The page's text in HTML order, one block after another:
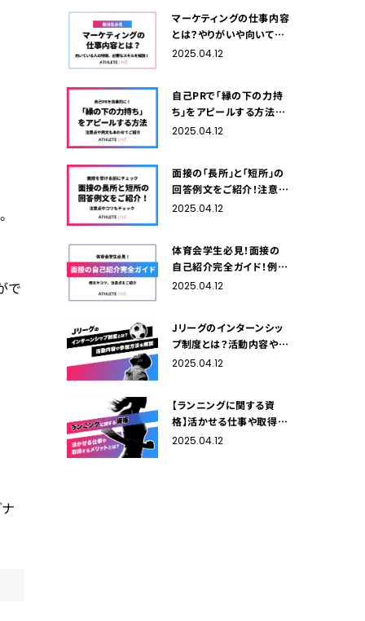
で
マーケティングの仕事内容
とは？やりがいや向いてい
る人の特徴、必要なスキル
2025.04.12
自己PRで「縁の下の力持
ち」をアピールする方法！
注意点や例文もあわせて
2025.04.12
面接の「長所」と「短所」の
回答例文をご紹介！注意点
やコツもチェック
2025.04.12
体育会学生必見！面接の
自己紹介完全ガイド！例文
やコツ、注意点をご紹介
2025.04.12
Jリーグのインターンシッ
プ制度とは？活動内容や参
加方法を解説
2025.04.12
【ランニングに関する資
格】活かせる仕事や取得す
るメリットをご紹介！
2025.04.12